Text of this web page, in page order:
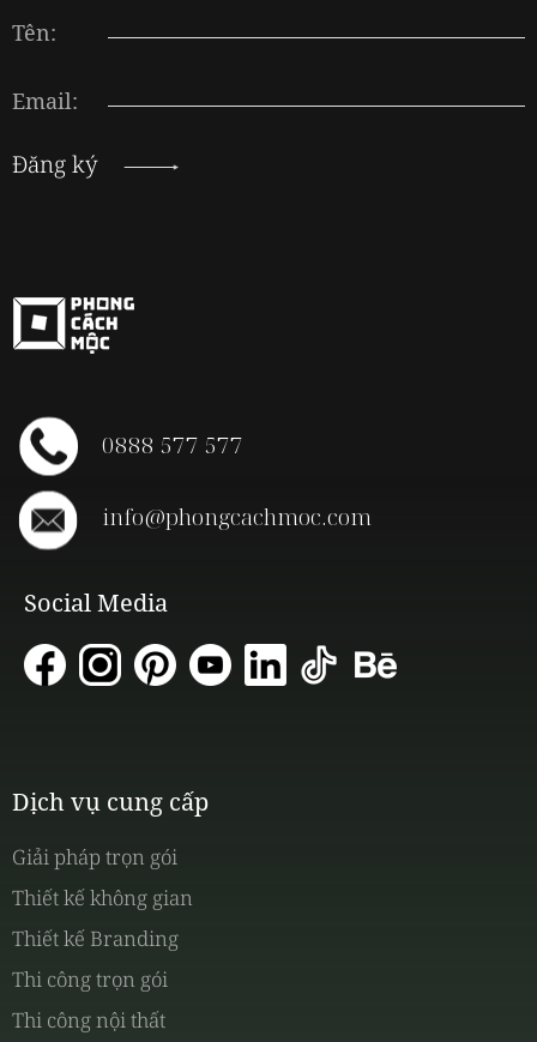
Tên:
Email:
Đăng ký
0888 577 577
info@phongcachmoc.com
Social Media
Dịch vụ cung cấp
Giải pháp trọn gói
Thiết kế không gian
Thiết kế Branding
Thi công trọn gói
Thi công nội thất